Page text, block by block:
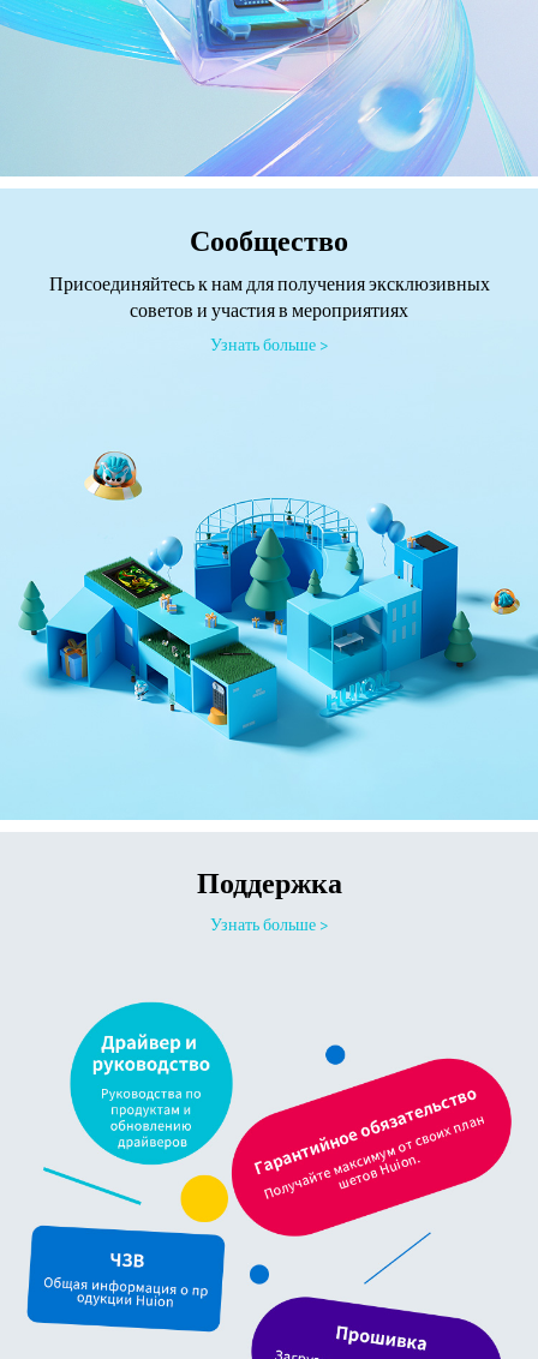
Сообщество
Присоединяйтесь к нам для получения эксклюзивных
советов и участия в мероприятиях
Узнать больше >
Поддержка
Узнать больше >